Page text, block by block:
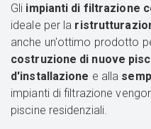
Gli impianti di filtrazione
ideale per la
anche un'ottimo prodotto
costruzione di nuove
d'installazione e alla
impianti di filtrazione
piscine residenziali.